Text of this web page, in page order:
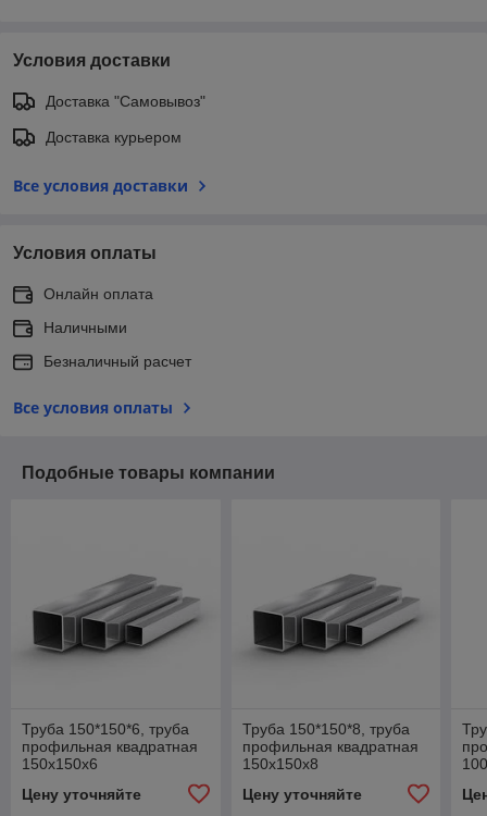
Условия доставки
Доставка "Самовывоз"
Доставка курьером
Все условия доставки
Условия оплаты
Онлайн оплата
Наличными
Безналичный расчет
Все условия оплаты
Подобные товары компании
Труба 150*150*6, труба
профильная квадратная
150х150х6
Цену уточняйте
Труба 150*150*8, труба
профильная квадратная
150х150х8
Цену уточняйте